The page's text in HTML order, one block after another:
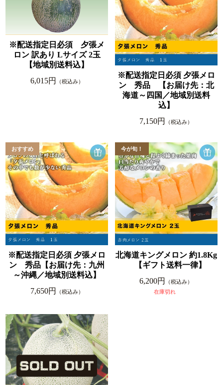
※配送指定日必須 夕張メ
ロン 訳あり Lサイズ 2玉
【地域別送料込】
6,015円
（税込み）
※配送指定日必須 夕張メロ
ン 秀品 【お届け先：北
海道～四国／地域別送料
込】
7,150円
（税込み）
※配送指定日必須 夕張メロ
ン 秀品【お届け先：九州
～沖縄／地域別送料込】
7,650円
（税込み）
北海道キングメロン 約1.8Kg
【ギフト送料一律】
6,200円
（税込み）
在庫切れ